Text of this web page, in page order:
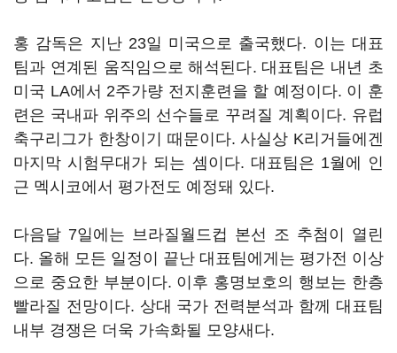
홍 감독은 지난 23일 미국으로 출국했다. 이는 대표
팀과 연계된 움직임으로 해석된다. 대표팀은 내년 초
미국 LA에서 2주가량 전지훈련을 할 예정이다. 이 훈
련은 국내파 위주의 선수들로 꾸려질 계획이다. 유럽
축구리그가 한창이기 때문이다. 사실상 K리거들에겐
마지막 시험무대가 되는 셈이다. 대표팀은 1월에 인
근 멕시코에서 평가전도 예정돼 있다.
다음달 7일에는 브라질월드컵 본선 조 추첨이 열린
다. 올해 모든 일정이 끝난 대표팀에게는 평가전 이상
으로 중요한 부분이다. 이후 홍명보호의 행보는 한층
빨라질 전망이다. 상대 국가 전력분석과 함께 대표팀
내부 경쟁은 더욱 가속화될 모양새다.